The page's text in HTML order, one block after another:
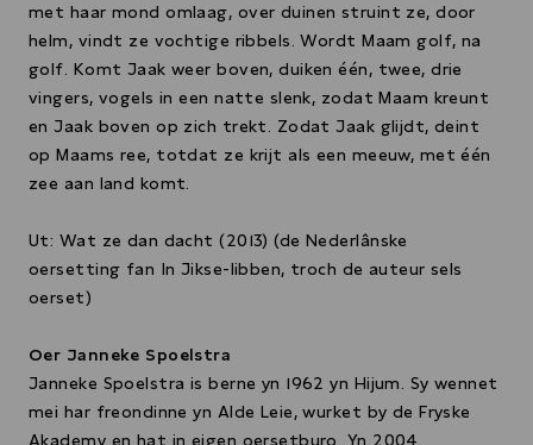
met haar mond omlaag, over duinen struint ze, door
helm, vindt ze vochtige ribbels. Wordt Maam golf, na
golf. Komt Jaak weer boven, duiken één, twee, drie
vingers, vogels in een natte slenk, zodat Maam kreunt
en Jaak boven op zich trekt. Zodat Jaak glijdt, deint
op Maams ree, totdat ze krijt als een meeuw, met één
zee aan land komt.
Ut: Wat ze dan dacht (2013) (de Nederlânske
oersetting fan In Jikse-libben, troch de auteur sels
oerset)
Oer Janneke Spoelstra
Janneke Spoelstra is berne yn 1962 yn Hijum. Sy wennet
mei har freondinne yn Alde Leie, wurket by de Fryske
Akademy en hat in eigen oersetburo. Yn 2004